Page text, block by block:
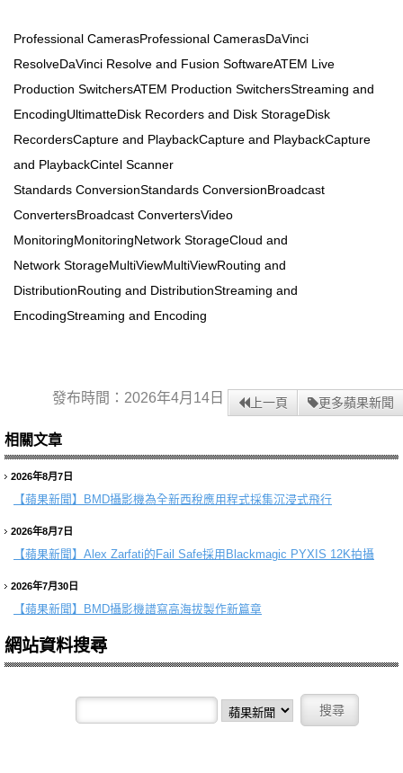
Professional CamerasProfessional CamerasDaVinci
ResolveDaVinci Resolve and Fusion SoftwareATEM Live
Production SwitchersATEM Production SwitchersStreaming and
EncodingUltimatteDisk Recorders and Disk StorageDisk
RecordersCapture and PlaybackCapture and PlaybackCapture
and PlaybackCintel Scanner
Standards ConversionStandards ConversionBroadcast
ConvertersBroadcast ConvertersVideo
MonitoringMonitoringNetwork StorageCloud and
Network StorageMultiViewMultiViewRouting and
DistributionRouting and DistributionStreaming and
EncodingStreaming and Encoding
發布時間：2026年4月14日 上一頁 更多蘋果新聞
相關文章
2026年8月7日
【蘋果新聞】 BMD攝影機為全新西稅應用程式採集沉浸式飛行
2026年8月7日
【蘋果新聞】 Alex Zarfati的Fail Safe採用Blackmagic PYXIS 12K拍攝
2026年7月30日
【蘋果新聞】 BMD攝影機譜寫高海拔製作新篇章
網站資料搜尋